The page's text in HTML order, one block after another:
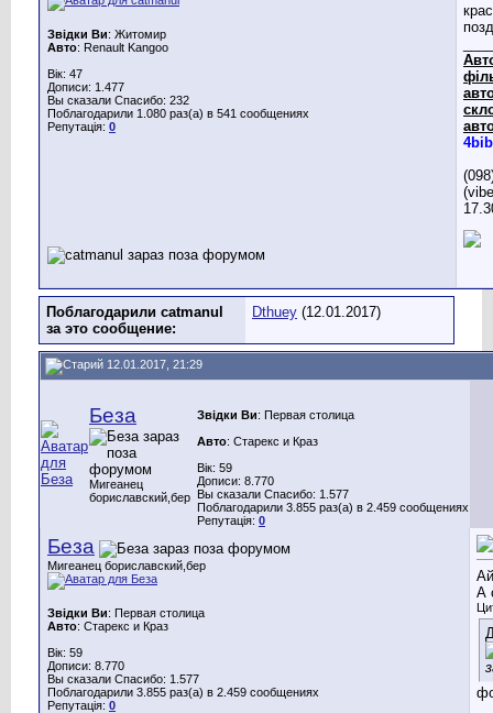
Звідки Ви: Житомир
Авто: Renault Kangoo
Вік: 47
Дописи: 1.477
Вы сказали Спасибо: 232
Поблагодарили 1.080 раз(а) в 541 сообщениях
Репутація: 0
Поблагодарили catmanul
за это сообщение:
Dthuey (12.01.2017)
12.01.2017, 21:29
Беза
Мигеанец
бориславский,бер
Звідки Ви: Первая столица
Авто: Старекс и Краз
Вік: 59
Дописи: 8.770
Вы сказали Спасибо: 1.577
Поблагодарили 3.855 раз(а) в 2.459 сообщениях
Репутація: 0
Беза
Мигеанец бориславский,бер
Звідки Ви: Первая столица
Авто: Старекс и Краз
Вік: 59
Дописи: 8.770
Вы сказали Спасибо: 1.577
Поблагодарили 3.855 раз(а) в 2.459 сообщениях
Репутація: 0
А